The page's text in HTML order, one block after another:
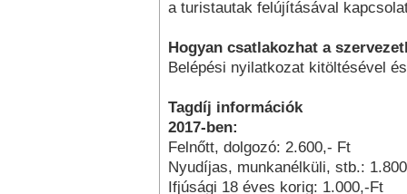
a turistautak felújításával
Hogyan csatlakozhat a
Belépési nyilatkozat kitöltésével
Tagdíj információk
2017-ben:
Felnőtt, dolgozó: 2.600,- Ft
Nyudíjas, munkanélküli, stb.:
Ifjúsági 18 éves korig: 1.000,-Ft